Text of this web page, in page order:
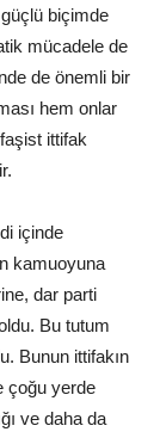
biçimde
mücadele de
de önemli bir
hem onlar
ittifak
içinde
kamuoyuna
dar parti
Bu tutum
Bunun ittifakın
çoğu yerde
ve daha da